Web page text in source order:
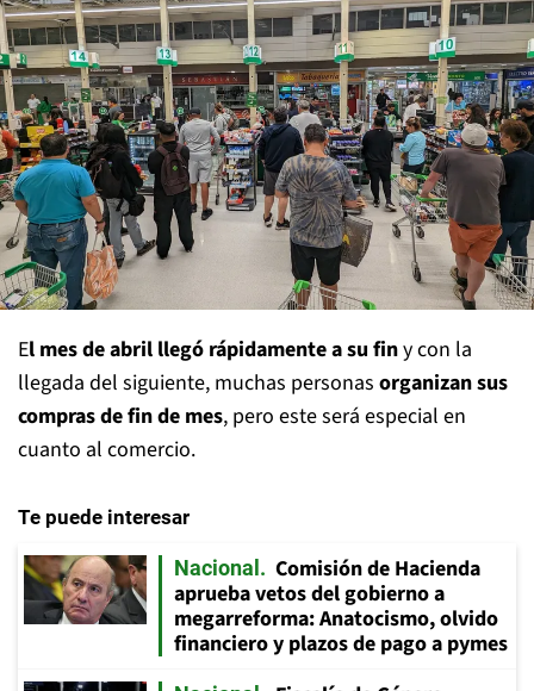
El mes de abril llegó rápidamente a su finy con la
llegada del siguiente, muchas personas organizan sus
compras de fin de mes, pero este será especial en
cuanto al comercio.
Te puede interesar
Nacional
Comisión de Hacienda
aprueba vetos del gobierno a
megarreforma: Anatocismo, olvido
financiero y plazos de pago a pymes